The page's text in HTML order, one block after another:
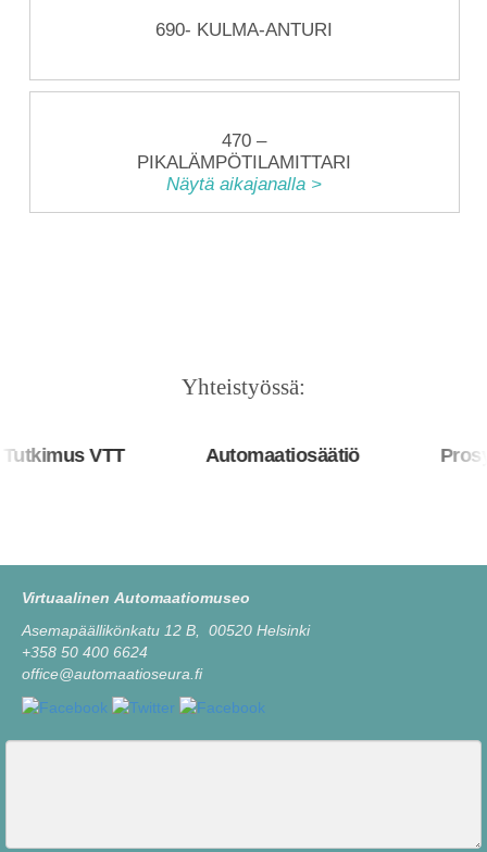
690- KULMA-ANTURI
470 –
PIKALÄMPÖTILAMITTARI
Näytä aikajanalla >
Yhteistyössä:
VTT Automaatiosäätiö
Virtuaalinen Automaatiomuseo
Asemapäällikönkatu 12 B, 00520 Helsinki
+358 50 400 6624
office@automaatioseura.fi